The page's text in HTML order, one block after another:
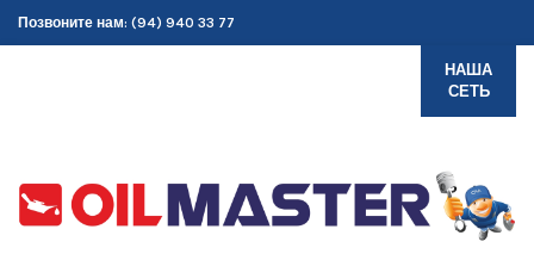
Позвоните нам: (94) 940 33 77
НАША
СЕТЬ